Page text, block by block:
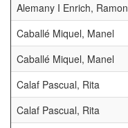
Alemany I Enrich, Ramon
Caballé Miquel, Manel
Caballé Miquel, Manel
Calaf Pascual, Rita
Calaf Pascual, Rita